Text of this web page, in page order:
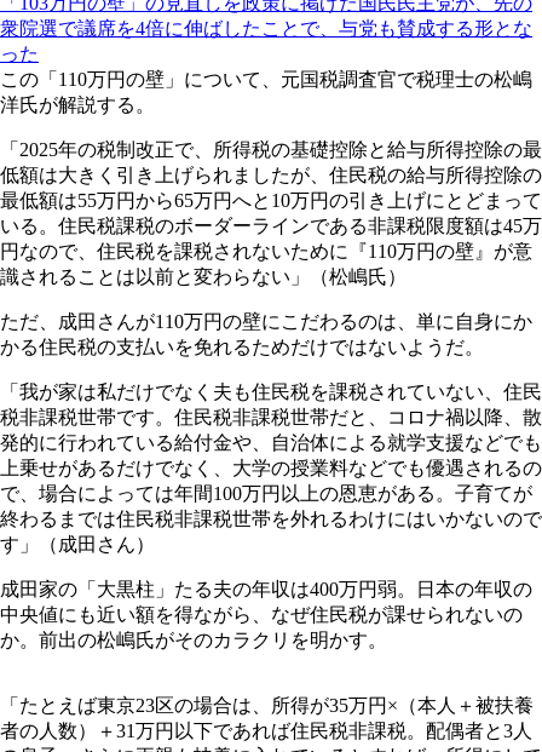
衆院選で議席を4倍に伸ばしたことで、与党も賛成する形とな
った
この「110万円の壁」について、元国税調査官で税理士の松嶋
洋氏が解説する。
「2025年の税制改正で、所得税の基礎控除と給与所得控除の最
低額は大きく引き上げられましたが、住民税の給与所得控除の
最低額は55万円から65万円へと10万円の引き上げにとどまって
いる。住民税課税のボーダーラインである非課税限度額は45万
円なので、住民税を課税されないために『110万円の壁』が意
識されることは以前と変わらない」（松嶋氏）
ただ、成田さんが110万円の壁にこだわるのは、単に自身にか
かる住民税の支払いを免れるためだけではないようだ。
「我が家は私だけでなく夫も住民税を課税されていない、住民
税非課税世帯です。住民税非課税世帯だと、コロナ禍以降、散
発的に行われている給付金や、自治体による就学支援などでも
上乗せがあるだけでなく、大学の授業料などでも優遇されるの
で、場合によっては年間100万円以上の恩恵がある。子育てが
終わるまでは住民税非課税世帯を外れるわけにはいかないので
す」（成田さん）
成田家の「大黒柱」たる夫の年収は400万円弱。日本の年収の
中央値にも近い額を得ながら、なぜ住民税が課せられないの
か。前出の松嶋氏がそのカラクリを明かす。
「たとえば東京23区の場合は、所得が35万円×（本人＋被扶養
者の人数）＋31万円以下であれば住民税非課税。配偶者と3人